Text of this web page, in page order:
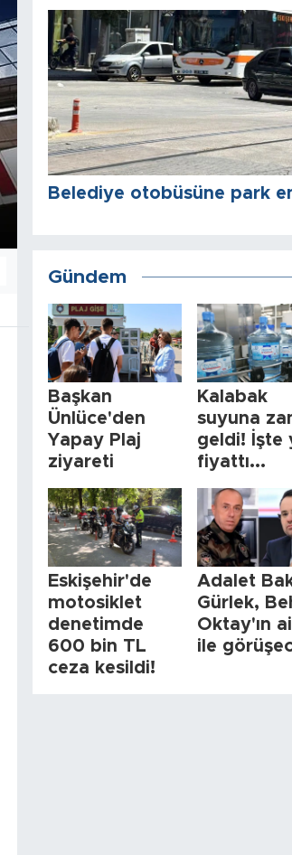
Belediye otobüsüne park
Gündem
Başkan
Ünlüce'den
Yapay Plaj
ziyareti
Kalabak
suyuna
geldi! İşte
fiyattı...
Eskişehir'de
motosiklet
denetimde
600 bin TL
ceza kesildi!
Adalet
Gürlek,
Oktay'ın
ile